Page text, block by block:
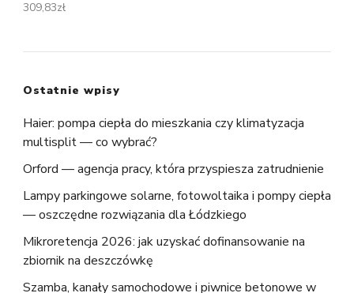
309,83zł
Ostatnie wpisy
Haier: pompa ciepła do mieszkania czy klimatyzacja
multisplit — co wybrać?
Orford — agencja pracy, która przyspiesza zatrudnienie
Lampy parkingowe solarne, fotowoltaika i pompy ciepła
— oszczędne rozwiązania dla Łódzkiego
Mikroretencja 2026: jak uzyskać dofinansowanie na
zbiornik na deszczówkę
Szamba, kanały samochodowe i piwnice betonowe w